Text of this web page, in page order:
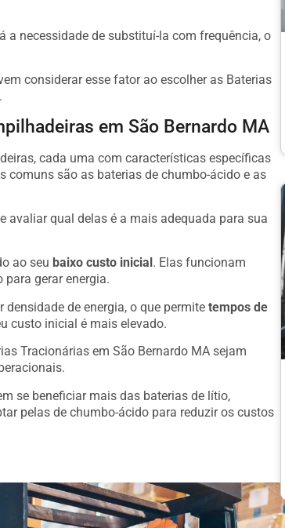
a necessidade de substituí-la com frequência, o
considerar esse fator ao escolher as Baterias
em São Bernardo MA
cada uma com características específicas
comuns são as baterias de chumbo-ácido e as
avaliar qual delas é a mais adequada para sua
ao seu baixo custo inicial . Elas funcionam
gerar energia.
de energia, o que permite tempos de
custo inicial é mais elevado.
Tracionárias em São Bernardo MA sejam
se beneficiar mais das baterias de lítio,
pelas de chumbo-ácido para reduzir os custos